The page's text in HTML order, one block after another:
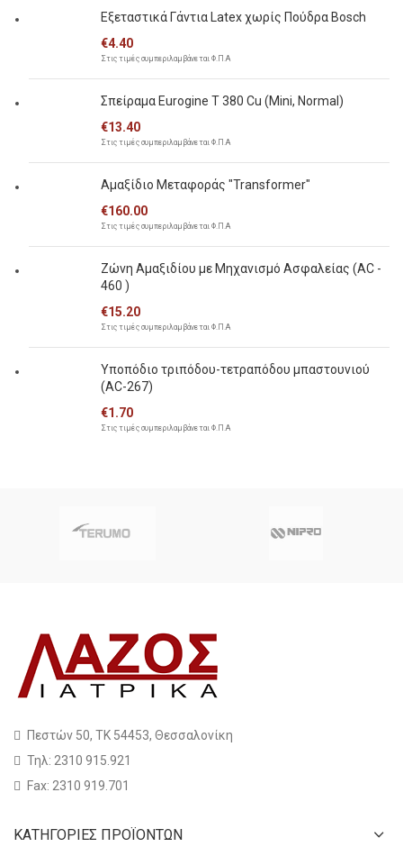
Εξεταστικά Γάντια Latex χωρίς Πούδρα Bosch
€4.40
Στις τιμές συμπεριλαμβάνεται Φ.Π.Α
Σπείραμα Eurogine Τ 380 Cu (Mini, Normal)
€13.40
Στις τιμές συμπεριλαμβάνεται Φ.Π.Α
Αμαξίδιο Μεταφοράς "Transformer"
€160.00
Στις τιμές συμπεριλαμβάνεται Φ.Π.Α
Ζώνη Αμαξιδίου με Μηχανισμό Ασφαλείας (AC -
460 )
€15.20
Στις τιμές συμπεριλαμβάνεται Φ.Π.Α
Υποπόδιο τριπόδου-τετραπόδου μπαστουνιού
(AC-267)
€1.70
Στις τιμές συμπεριλαμβάνεται Φ.Π.Α
Πεστών 50, ΤΚ 54453, Θεσσαλονίκη
Τηλ: 2310 915.921
Fax: 2310 919.701
ΚΑΤΗΓΟΡΙΕΣ ΠΡΟΪΟΝΤΩΝ